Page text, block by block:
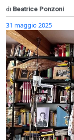
di Beatrice Ponzoni
31 maggio 2025